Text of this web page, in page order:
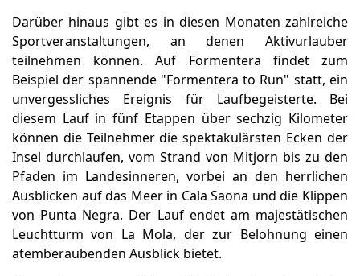
Darüber hinaus gibt es in diesen Monaten zahlreiche
Sportveranstaltungen, an denen Aktivurlauber
teilnehmen können. Auf Formentera findet zum
Beispiel der spannende "Formentera to Run" statt, ein
unvergessliches Ereignis für Laufbegeisterte. Bei
diesem Lauf in fünf Etappen über sechzig Kilometer
können die Teilnehmer die spektakulärsten Ecken der
Insel durchlaufen, vom Strand von Mitjorn bis zu den
Pfaden im Landesinneren, vorbei an den herrlichen
Ausblicken auf das Meer in Cala Saona und die Klippen
von Punta Negra. Der Lauf endet am majestätischen
Leuchtturm von La Mola, der zur Belohnung einen
atemberaubenden Ausblick bietet.